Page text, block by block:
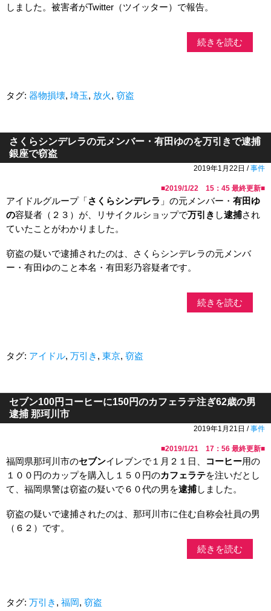
しました。被害者がTwitter（ツイッター）で報告。
続きを読む
タグ: 器物損壊, 埼玉, 放火, 窃盗
さくらシンデレラの元メンバー・有田ゆのを万引きで逮捕
銀座で窃盗
2019年1月22日 /事件
■2019/1/22 15：45 最終更新■
アイドルグループ「さくらシンデレラ 」の元メンバー・ 有田ゆ
の容疑者（２３）が、リサイクルショップで万引き し逮捕され
ていたことがわかりました。
窃盗の疑いで逮捕されたのは、さくらシンデレラの元メンバ
ー・有田ゆのこと本名・有田彩乃容疑者です。
続きを読む
タグ: アイドル, 万引き , 東京, 窃盗
セブン100円コーヒーに150円のカフェラテ注ぎ62歳の男
逮捕 那珂川市
2019年1月21日 /事件
■2019/1/21 17：56 最終更新■
福岡県那珂川市のセブンイレブンで１月２１日、 コーヒー用の
１００円のカップを購入し１５０円のカフェラテを注いだとし
て、福岡県警は窃盗の疑いで６０代の男を逮捕しました。
窃盗の疑いで逮捕されたのは、那珂川市に住む自称会社員の男
（６２）です。
続きを読む
タグ: 万引き , 福岡, 窃盗